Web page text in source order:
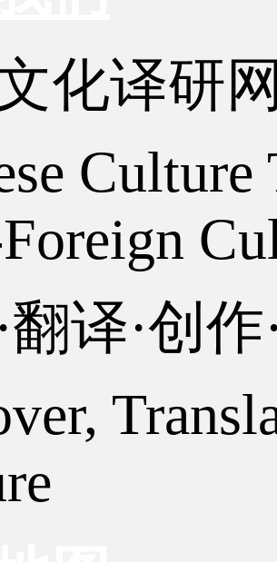
化译研
翻译·创